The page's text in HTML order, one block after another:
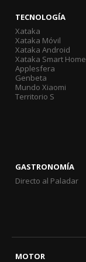
TECNOLOGÍA
Xataka
Xataka Móvil
Xataka Android
Xataka Smart Home
Applesfera
Genbeta
Mundo Xiaomi
Territorio S
GASTRONOMÍA
Directo al Paladar
MOTOR